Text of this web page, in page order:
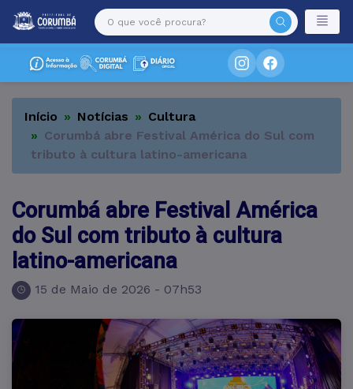
Início Notícias
Cultura
Corumbá abre Festival América do Sul com
tributo à cultura latino-americana
Corumbá abre Festival América
do Sul com tributo à cultura
latino-americana
15 de Maio de 2026 - 07h53